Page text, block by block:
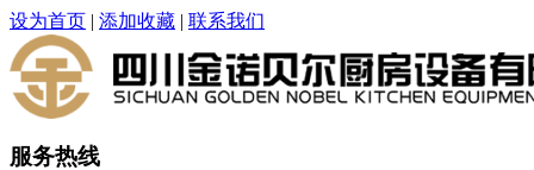
设为首页 | 添加收藏 | 联系我们
服务热线